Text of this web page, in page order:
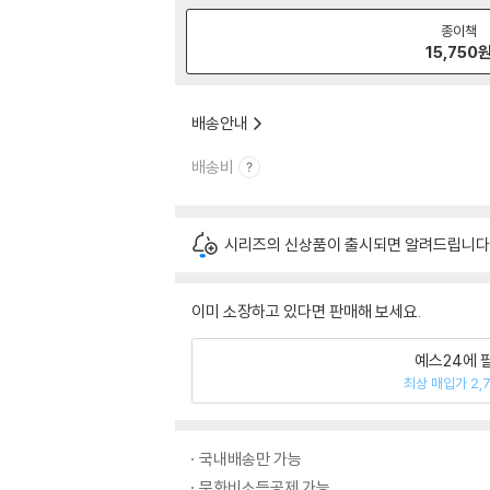
종이책
15,750원
배송안내
배송비
시리즈의 신상품이 출시되면 알려드립니
이미 소장하고 있다면 판매해 보세요.
예스24에
최상 매입가
국내배송만 가능